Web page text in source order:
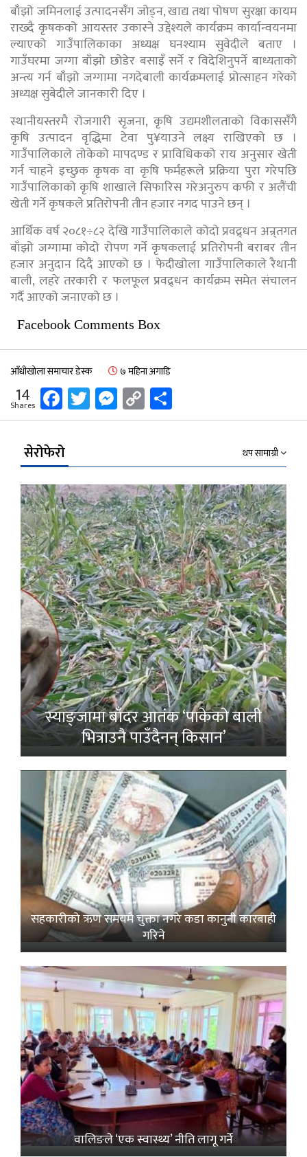
बाँझो जमिनलाई उत्पादनसँग जोड्न, खाद्य तथा पोषण सुरक्षा कायम
राख्दै कृषकको आयस्तर उकास्ने उद्देश्यले कार्यक्रम कार्यान्वयनमा
ल्याएको गाउँपालिकाका अध्यक्ष घनश्याम सुवेदीले बताए ।
गाउँघरमा जग्गा बाँझो छोडेर बसाइँ सर्ने र विदेशिनुपर्ने बाध्यताको
अन्त्य गर्न बाँझो जग्गामा नगदेबाली कार्यक्रमलाई प्रोत्साहन गरेको
अध्यक्ष सुबेदीले जानकारी दिए ।
स्थानीयस्तरमै रोजगारी सृजना, कृषि उद्यमशीलताको विकाससँगै
कृषि उत्पादन वृद्धिमा टेवा पु¥याउने लक्ष्य राखिएको छ ।
गाउँपालिकाले तोकेको मापदण्ड र प्राविधिकको राय अनुसार खेती
गर्न चाहने इच्छुक कृषक वा कृषि फर्महरूले प्रक्रिया पुरा गरेपछि
गाउँपालिकाको कृषि शाखाले सिफारिस गरेअनुरुप कफी र अलैंची
खेती गर्ने कृषकले प्रतिरोपनी तीन हजार नगद पाउने छन् ।
आर्थिक वर्ष २०८१÷८२ देखि गाउँपालिकाले कोदो प्रवद्र्धन अन्र्तगत
बाँझो जग्गामा कोदो रोपण गर्ने कृषकलाई प्रतिरोपनी बराबर तीन
हजार अनुदान दिदै आएको छ । फेदीखोला गाउँपालिकाले रैथानी
बाली, लहरे तरकारी र फलफूल प्रवद्र्धन कार्यक्रम समेत संचालन
गर्दै आएको जनाएको छ ।
Facebook Comments Box
आँधीखोला समाचार डेस्क ७ महिना अगाडि
14
Shares Facebook
Twitter
Messenger
Copy
Link
सेरोफेरो थप सामाग्री
स्याङ्जामा बाँदर आतंक ‘पाकेको बाली
भित्राउनै पाउँदैनन् किसान’
सहकारीको ऋण समयमै चुक्ता नगरे कडा कानुनी कारबाही
गरिने
वालिङले ‘एक स्वास्थ्य’ नीति लागू गर्ने